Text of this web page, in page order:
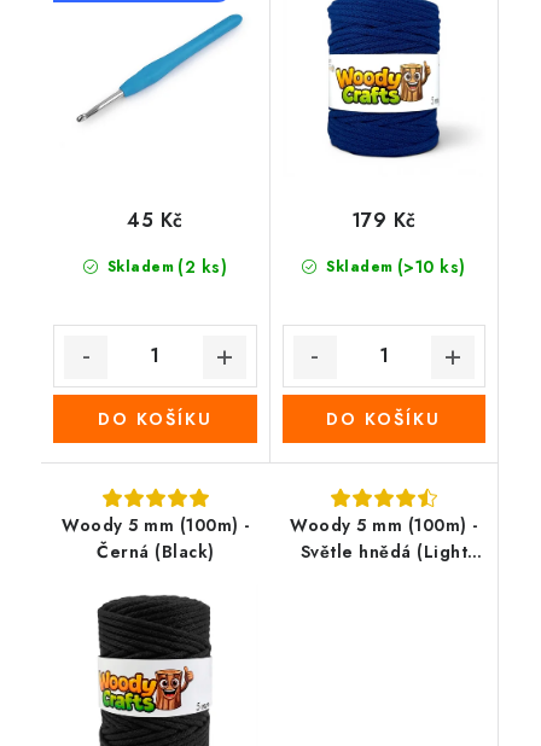
Skladem (2 ks)
45 Kč
DO KOŠÍKU
Skladem (>10 ks)
179 Kč
DO KOŠÍKU
Woody 5 mm (100m) -
Černá (Black)
Woody 5 mm (100m) -
Světle hnědá (Light